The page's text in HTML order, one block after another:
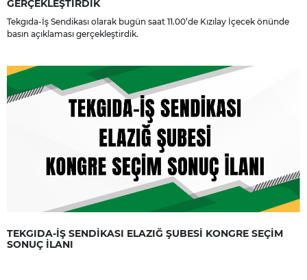
GERÇEKLEŞTİRDİK
Tekgıda-İş Sendikası olarak bugün saat 11.00’de Kızılay İçecek önünde
basın açıklaması gerçekleştirdik.
TEKGIDA-İŞ SENDİKASI ELAZIĞ ŞUBESİ KONGRE SEÇİM
SONUÇ İLANI